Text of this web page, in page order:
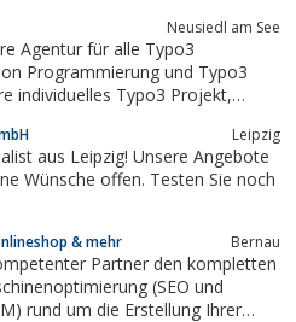
Neusiedl am See
Agentur für alle Typo3
individuelles Typo3 Projekt,
von Typo3. Gerne übernehmen
Leipzig
aus Leipzig! Unsere Angebote
Wünsche offen. Testen Sie noch
& mehr Bernau
Partner den kompletten
rund um die Erstellung Ihrer